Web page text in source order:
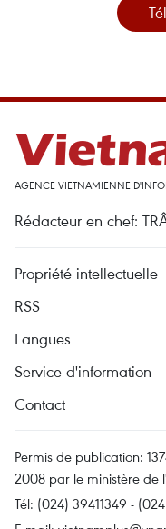
AGENCE VIETNAMIENNE
Rédacteur en chef:
Propriété intellectuelle
RSS
Langues
Service d'information
Contact
Permis de publication:
2008 par le ministère de
Tél: (024) 39411349 -